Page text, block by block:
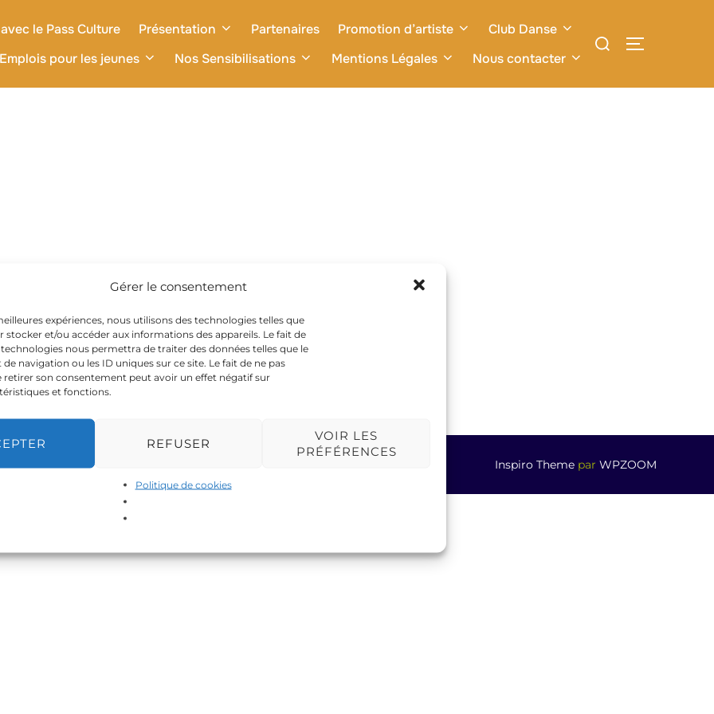
Gérer le consentement
expériences, nous utilisons des technologies telles que
stocker et/ou accéder aux informations des appareils. Le fait de
nous permettra de traiter des données telles que le
navigation ou les ID uniques sur ce site. Le fait de ne pas
retirer son consentement peut avoir un effet négatif sur
et fonctions.
REFUSER
VOIR LES
PRÉFÉRENCES
Politique de cookies
le Pass Culture Présentation Partenaires Promotion d’artiste
Club Danse
pour les jeunes
Nos Sensibilisations Mentions Légales Nous contacter
Inspiro Theme par WPZOOM